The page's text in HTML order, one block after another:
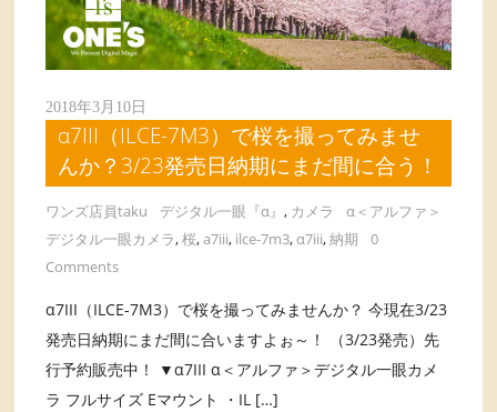
2018年3月10日
α7III（ILCE-7M3）で桜を撮ってみませ
んか？3/23発売日納期にまだ間に合う！
ワンズ店員taku デジタル一眼『α』, カメラ
α＜アルファ＞
デジタル一眼カメラ,桜,a7iii, ilce-7m3,α7iii,納期
0
Comments
α7III（ILCE-7M3）で桜を撮ってみませんか？ 今現在3/23
発売日納期にまだ間に合いますよぉ～！ （3/23発売）先
行予約販売中！ ▼α7III α＜アルファ＞デジタル一眼カメ
ラ フルサイズ Eマウント ・IL […]